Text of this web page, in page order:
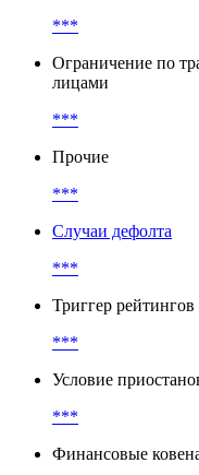
***
Ограничение по
лицами
***
Прочие
***
Случаи дефолта
***
Триггер рейтингов
***
Условие
***
Финансовые